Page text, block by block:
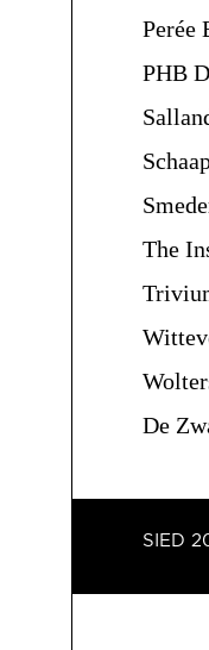
Perée
PHB
The
De
SIED